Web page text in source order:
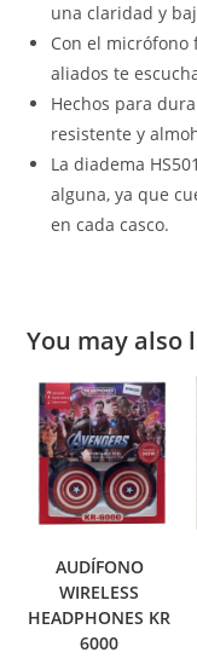
una claridad y
Con el
aliados te
Hechos para
resistente y
La diadema
alguna, ya que
en cada casco.
You may also
AUDÍFONO
WIRELESS
HEADPHONES KR
6000